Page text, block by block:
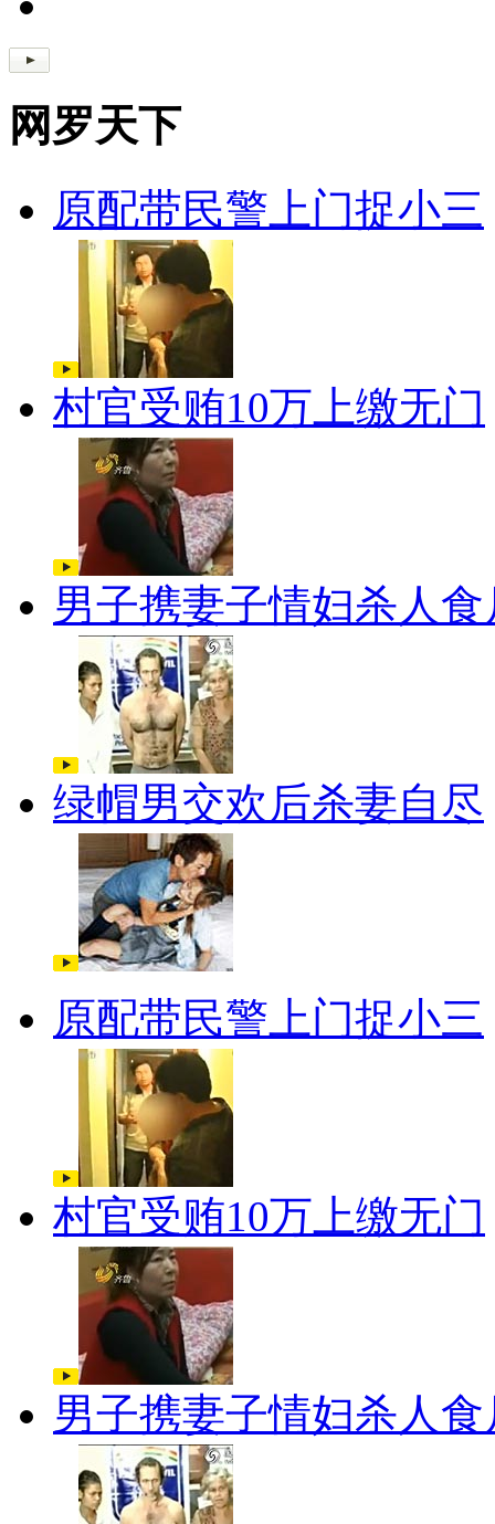
网罗天下
原配带民警上门捉小三
村官受贿10万上缴无门
男子携妻子情妇杀人食
绿帽男交欢后杀妻自尽
原配带民警上门捉小三
村官受贿10万上缴无门
男子携妻子情妇杀人食